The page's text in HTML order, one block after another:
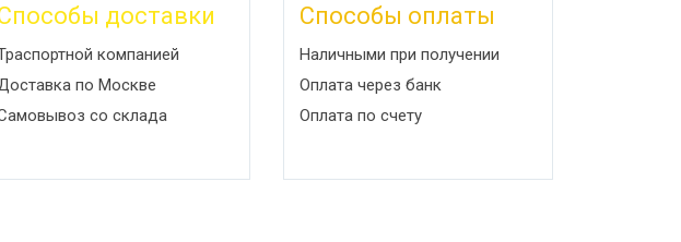
доставки
компанией
по Москве
со склада
Способы оплаты
Наличными при получении
Оплата через банк
Оплата по счету